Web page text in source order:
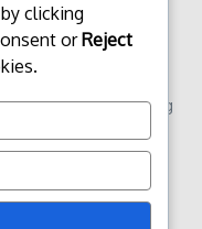
Untuk Kabur dari
Peristiwa tak biasa
menghebohkan jagat
seorang
Desember 15, 2025
clicking
orReject